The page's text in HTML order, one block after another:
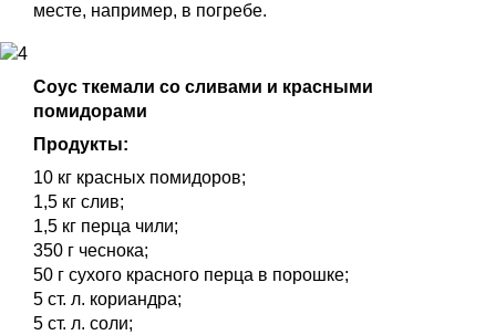
месте, например, в погребе.
Соус ткемали со сливами и красными
помидорами
Продукты:
10 кг красных помидоров;
1,5 кг слив;
1,5 кг перца чили;
350 г чеснока;
50 г сухого красного перца в порошке;
5 ст. л. кориандра;
5 ст. л. соли;